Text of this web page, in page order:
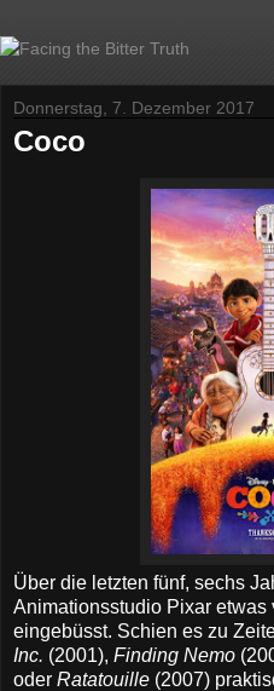
Donnerstag, 7. Dezember 2017
Coco
Über die letzten fünf, sechs
Animationsstudio Pixar
eingebüsst. Schien es zu
Inc. (2001), Finding Nemo
oder Ratatouille (2007)